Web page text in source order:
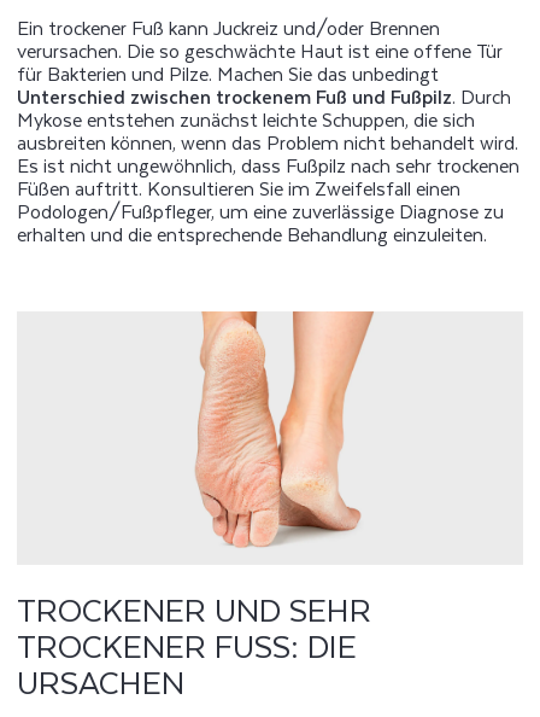
Ein trockener Fuß kann Juckreiz und/oder Brennen
verursachen. Die so geschwächte Haut ist eine offene Tür
für Bakterien und Pilze. Machen Sie das unbedingt
Unterschied zwischen trockenem Fuß und Fußpilz. Durch
Mykose entstehen zunächst leichte Schuppen, die sich
ausbreiten können, wenn das Problem nicht behandelt wird.
Es ist nicht ungewöhnlich, dass Fußpilz nach sehr trockenen
Füßen auftritt. Konsultieren Sie im Zweifelsfall einen
Podologen/Fußpfleger, um eine zuverlässige Diagnose zu
erhalten und die entsprechende Behandlung einzuleiten.
TROCKENER UND SEHR
TROCKENER FUSS: DIE U
RSACHEN